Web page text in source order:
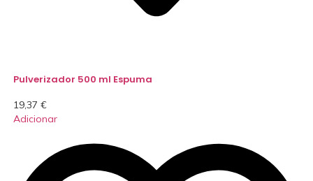
Pulverizador 500 ml Espuma
19,37 €
Adicionar